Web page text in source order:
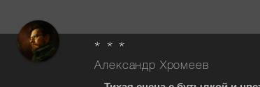
* * *
Александр Хромеев